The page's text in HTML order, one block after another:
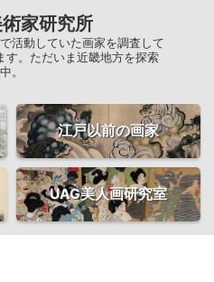
術家研究所
活動していた画家を調査して
す。ただいま近畿地方を探索
中。
江戸以前の画家
UAG美人画研究室